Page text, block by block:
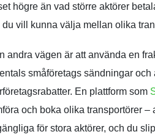
högre än vad större aktörer
du vill kunna välja mellan olika
andra vägen är att använda en
småföretags sändningar
En plattform som
och boka olika transportörer
för stora aktörer, och du